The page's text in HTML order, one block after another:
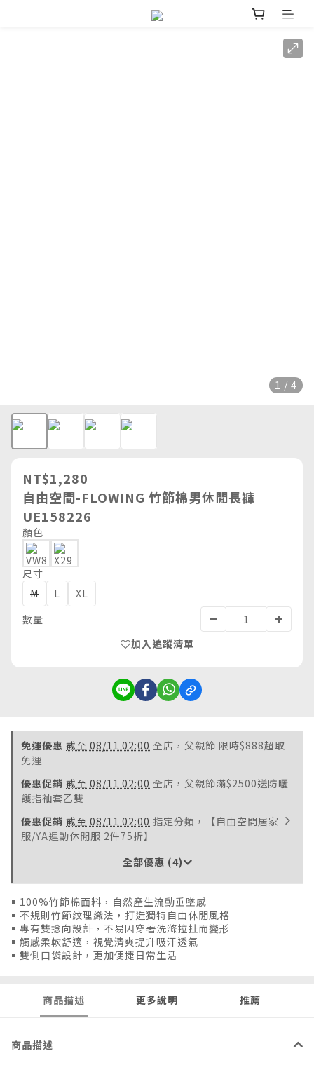
1 / 4
NT$1,280
自由空間-FLOWING 竹節棉男休閒長褲
UE158226
顏色
尺寸
M
L
XL
數量
加入追蹤清單
免運優惠 截至 08/11 02:00 全店，父親節 限時$888超取
免運
優惠促銷 截至 08/11 02:00 全店，父親節滿$2500送防曬
護指袖套乙雙
優惠促銷 截至 08/11 02:00 指定分類，【自由空間居家
服/YA運動休閒服 2件75折】
全部優惠 (4)
￭ 100%竹節棉面料，自然產生流動垂墜感
￭ 不規則竹節紋理織法，打造獨特自由休閒風格
￭ 專有雙捻向設計，不易因穿著洗滌拉扯而變形
￭ 觸感柔軟舒適，視覺清爽提升吸汗透氣
￭ 雙側口袋設計，更加便捷日常生活
商品描述 更多說明 推薦
商品描述